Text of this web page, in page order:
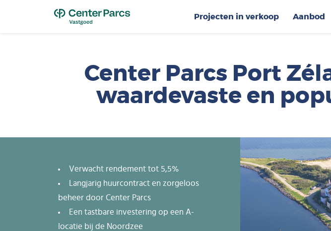
Top
Projecten in verkoop Aanbod
Center Parcs Port
waardevaste en
Verwacht rendement tot 5,5%
Langjarig huurcontract en zorgeloos
beheer door Center Parcs
Een tastbare investering op een A-
locatie bij de Noordzee